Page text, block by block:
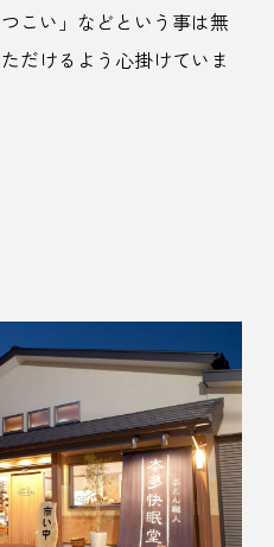
こい」などという事は無
だけるよう心掛けていま